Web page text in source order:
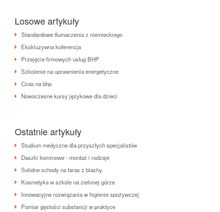
Losowe artykuły
Standardowe tłumaczenia z niemieckiego
Ekskluzywna koferencja
Przejęcie firmowych usług BHP
Szkolenie na uprawnienia energetyczne.
Czas na bhp
Nowoczesne kursy językowe dla dzieci
Ostatnie artykuły
Studium medyczne dla przyszłych specjalistów
Daszki kominowe - montaż i rodzaje
Solidne schody na taras z blachy.
Kosmetyka w szkole na zielonej górze
Innowacyjne rozwiązania w higienie spożywczej
Pomiar gęstości substancji w praktyce